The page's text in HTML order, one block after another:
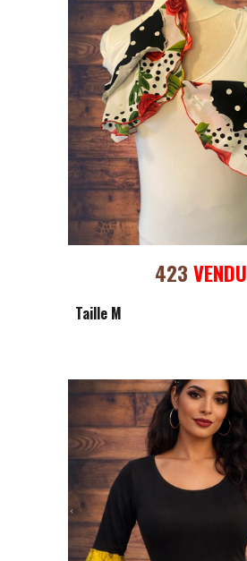
423 VENDU
Taille M